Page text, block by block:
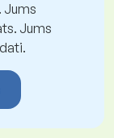
Jums
Jums